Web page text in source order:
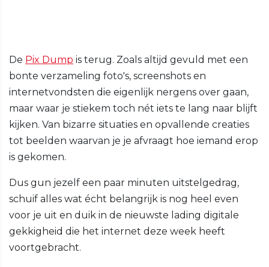
De Pix Dump is terug. Zoals altijd gevuld met een
bonte verzameling foto's, screenshots en
internetvondsten die eigenlijk nergens over gaan,
maar waar je stiekem toch nét iets te lang naar blijft
kijken. Van bizarre situaties en opvallende creaties
tot beelden waarvan je je afvraagt hoe iemand erop
is gekomen.
Dus gun jezelf een paar minuten uitstelgedrag,
schuif alles wat écht belangrijk is nog heel even
voor je uit en duik in de nieuwste lading digitale
gekkigheid die het internet deze week heeft
voortgebracht.